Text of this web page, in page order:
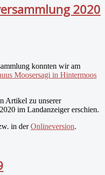
2020
konnten wir am
Moosersagi in Hintermoos
Artikel zu unserer
im Landanzeiger erschien.
in derOnlineversion.